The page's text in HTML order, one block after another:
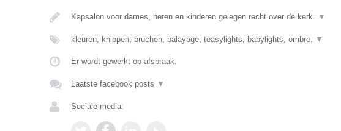
Kapsalon voor dames, heren en kinderen gelegen recht over de kerk. ▼
kleuren, knippen, bruchen, balayage, teasylights, babylights, ombre, ▼
Er wordt gewerkt op afspraak.
Laatste facebook posts ▼
Sociale media: